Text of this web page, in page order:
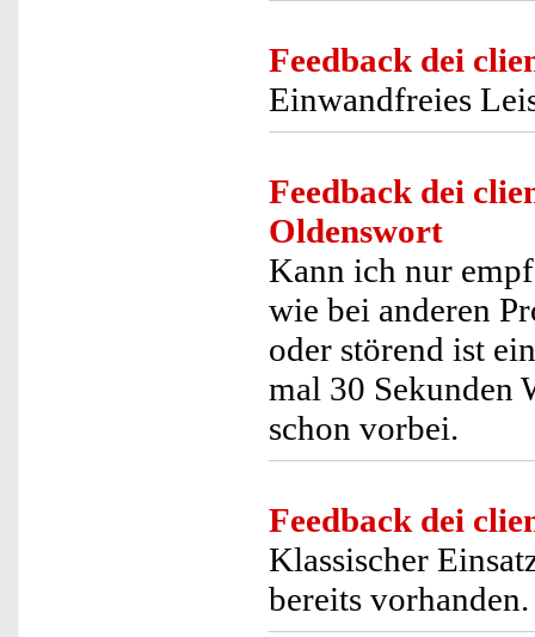
Feedback dei
Einwandfreies
Feedback dei
Oldenswort
Kann ich nur
wie bei anderen
oder störend ist
mal 30 Sekunden
schon vorbei.
Feedback dei
Klassischer
bereits vorhanden.